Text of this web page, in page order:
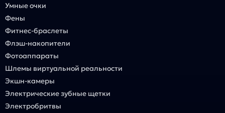
Умные очки
Фены
Фитнес-браслеты
Флэш-накопители
Фотоаппараты
Шлемы виртуальной реальности
Экшн-камеры
Электрические зубные щетки
Электробритвы